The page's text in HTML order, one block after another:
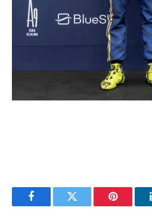
FacebookTwitter Pinterest